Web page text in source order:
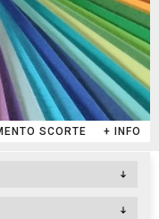
SCORTE + INFO